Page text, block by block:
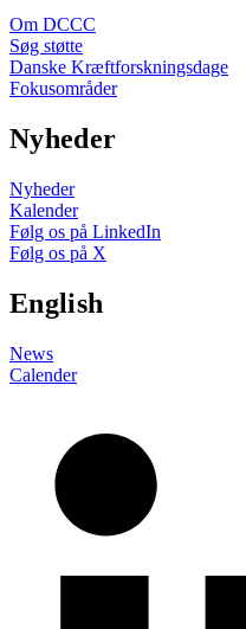
Om DCCC
Søg støtte
Danske Kræftforskningsdage
Fokusområder
Nyheder
Nyheder
Kalender
Følg os på LinkedIn
Følg os på X
English
News
Calender